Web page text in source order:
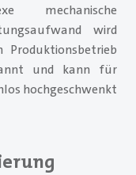
mechanische
wird
und kann für
hochgeschwenkt